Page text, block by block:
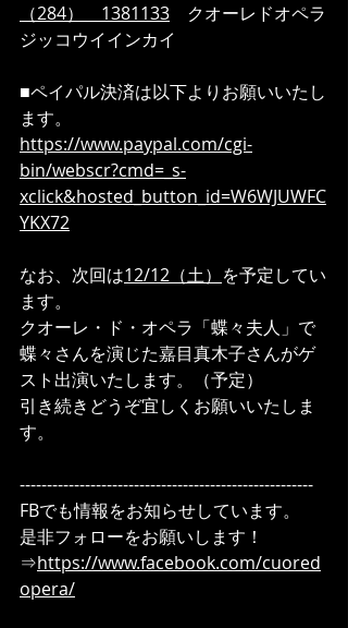
（284） 1381133 クオーレドオペラ
ジッコウイインカイ
■ペイパル決済は以下よりお願いいたし
ます。
https://www.paypal.com/cgi-
bin/webscr?cmd=_s-
xclick&hosted_button_id=W6WJUWFC
YKX72
なお、次回は12/12 （土） を予定してい
ます。
クオーレ・ド・オペラ「蝶々夫人」で
蝶々さんを演じた嘉目真木子さんがゲ
スト出演いたします。（予定）
引き続きどうぞ宜しくお願いいたしま
す。
------------------------------------------------------
FBでも情報をお知らせしています。
是非フォローをお願いします！
⇒https://www.facebook.com/cuored
opera/